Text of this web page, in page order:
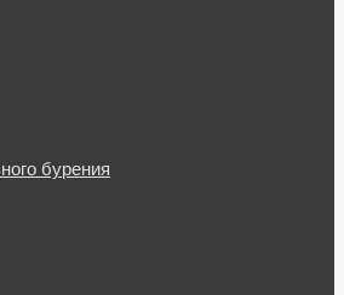
бурения